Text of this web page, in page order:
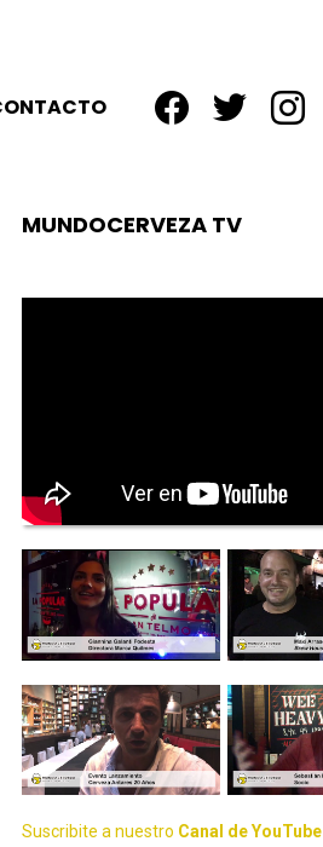
MUNDOCERVEZA TV
Suscribite a nuestro Canal de YouTube